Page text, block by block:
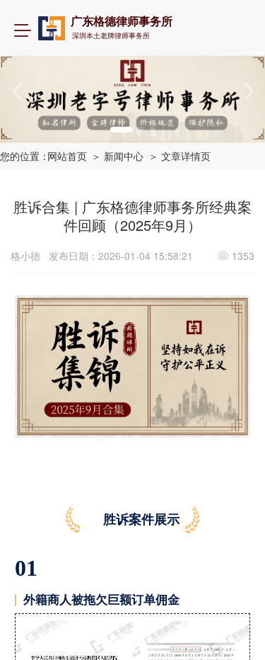
T
g
e
v
i
t
i
广东格德律师事务所
深圳本土老牌律师事务所
您的位置：网站首页 ＞ 新闻中心 ＞ 文章详情页
胜诉合集 | 广东格德律师事务所经典案
件回顾（2025年9月）
格小德 发布日期：2026-01-04 15:58:21 1353
胜诉案件展示
01
外籍商人被拖欠巨额订单佣金